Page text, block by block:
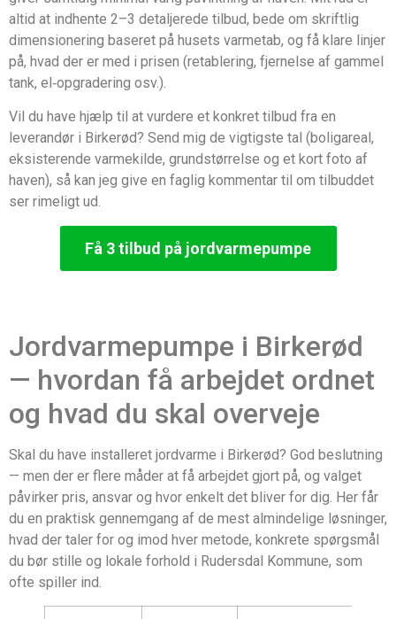
altid at indhente 2–3 detaljerede tilbud, bede om skriftlig
dimensionering baseret på husets varmetab, og få klare linjer
på, hvad der er med i prisen (retablering, fjernelse af gammel
tank, el‑opgradering osv.).
Vil du have hjælp til at vurdere et konkret tilbud fra en
leverandør i Birkerød? Send mig de vigtigste tal (boligareal,
eksisterende varmekilde, grundstørrelse og et kort foto af
haven), så kan jeg give en faglig kommentar til om tilbuddet
ser rimeligt ud.
Få 3 tilbud på jordvarmepumpe
Jordvarmepumpe i Birkerød
— hvordan få arbejdet ordnet
og hvad du skal overveje
Skal du have installeret jordvarme i Birkerød? God beslutning
— men der er flere måder at få arbejdet gjort på, og valget
påvirker pris, ansvar og hvor enkelt det bliver for dig. Her får
du en praktisk gennemgang af de mest almindelige løsninger,
hvad der taler for og imod hver metode, konkrete spørgsmål
du bør stille og lokale forhold i Rudersdal Kommune, som
ofte spiller ind.